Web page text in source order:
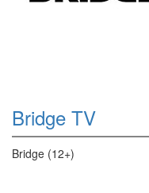
Bridge TV
Bridge (12+)